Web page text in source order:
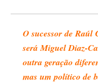
O sucessor de Raúl
será Miguel Diaz-
outra geração
mas um político de